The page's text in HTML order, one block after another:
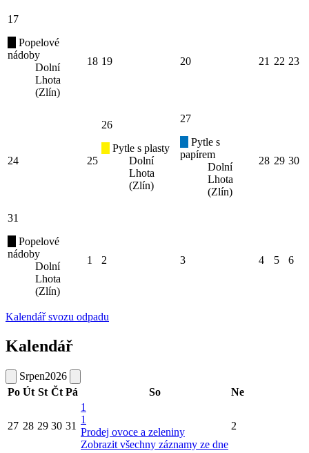
17
Popelové
nádoby
Dolní
Lhota
(Zlín)
18 19 20 21 22 23
24 25
26
Pytle s plasty
Dolní
Lhota
(Zlín)
27
Pytle s
papírem
Dolní
Lhota
(Zlín)
28 29 30
31
Popelové
nádoby
Dolní
Lhota
(Zlín)
1 2 3 4 5 6
Kalendář svozu odpadu
Kalendář
Srpen2026
Po Út St Čt Pá So Ne
27 28 29 30 31
1
1
Prodej ovoce a zeleniny
Zobrazit všechny záznamy ze dne
2